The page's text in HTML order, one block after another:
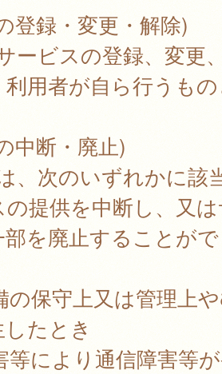
登録・変更・解除)
ビスの登録、変更
用者が自ら行うも
中断・廃止)
次のいずれかに該
提供を中断し、又
を廃止することが
保守上又は管理上
たとき
より通信障害等が